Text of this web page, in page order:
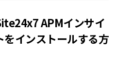
APMインサイ
をインストールする方